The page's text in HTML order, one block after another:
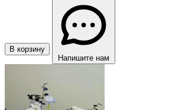
В корзину
Напишите нам